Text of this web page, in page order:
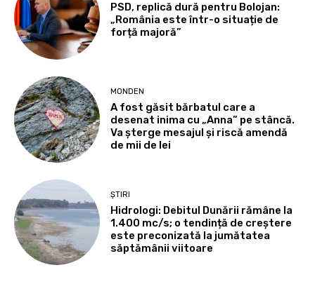
PSD, replică dură pentru Bolojan:
„România este într-o situație de
forță majoră”
MONDEN
A fost găsit bărbatul care a
desenat inima cu „Anna” pe stâncă.
Va șterge mesajul și riscă amendă
de mii de lei
ȘTIRI
Hidrologi: Debitul Dunării rămâne la
1.400 mc/s; o tendință de creștere
este preconizată la jumătatea
săptămânii viitoare